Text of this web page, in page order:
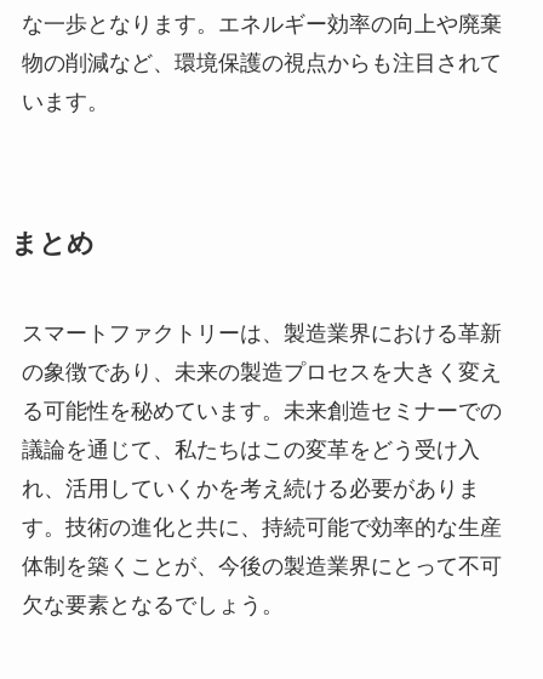
な一歩となります。エネルギー効率の向上や廃棄
物の削減など、環境保護の視点からも注目されて
います。
まとめ
スマートファクトリーは、製造業界における革新
の象徴であり、未来の製造プロセスを大きく変え
る可能性を秘めています。未来創造セミナーでの
議論を通じて、私たちはこの変革をどう受け入
れ、活用していくかを考え続ける必要がありま
す。技術の進化と共に、持続可能で効率的な生産
体制を築くことが、今後の製造業界にとって不可
欠な要素となるでしょう。